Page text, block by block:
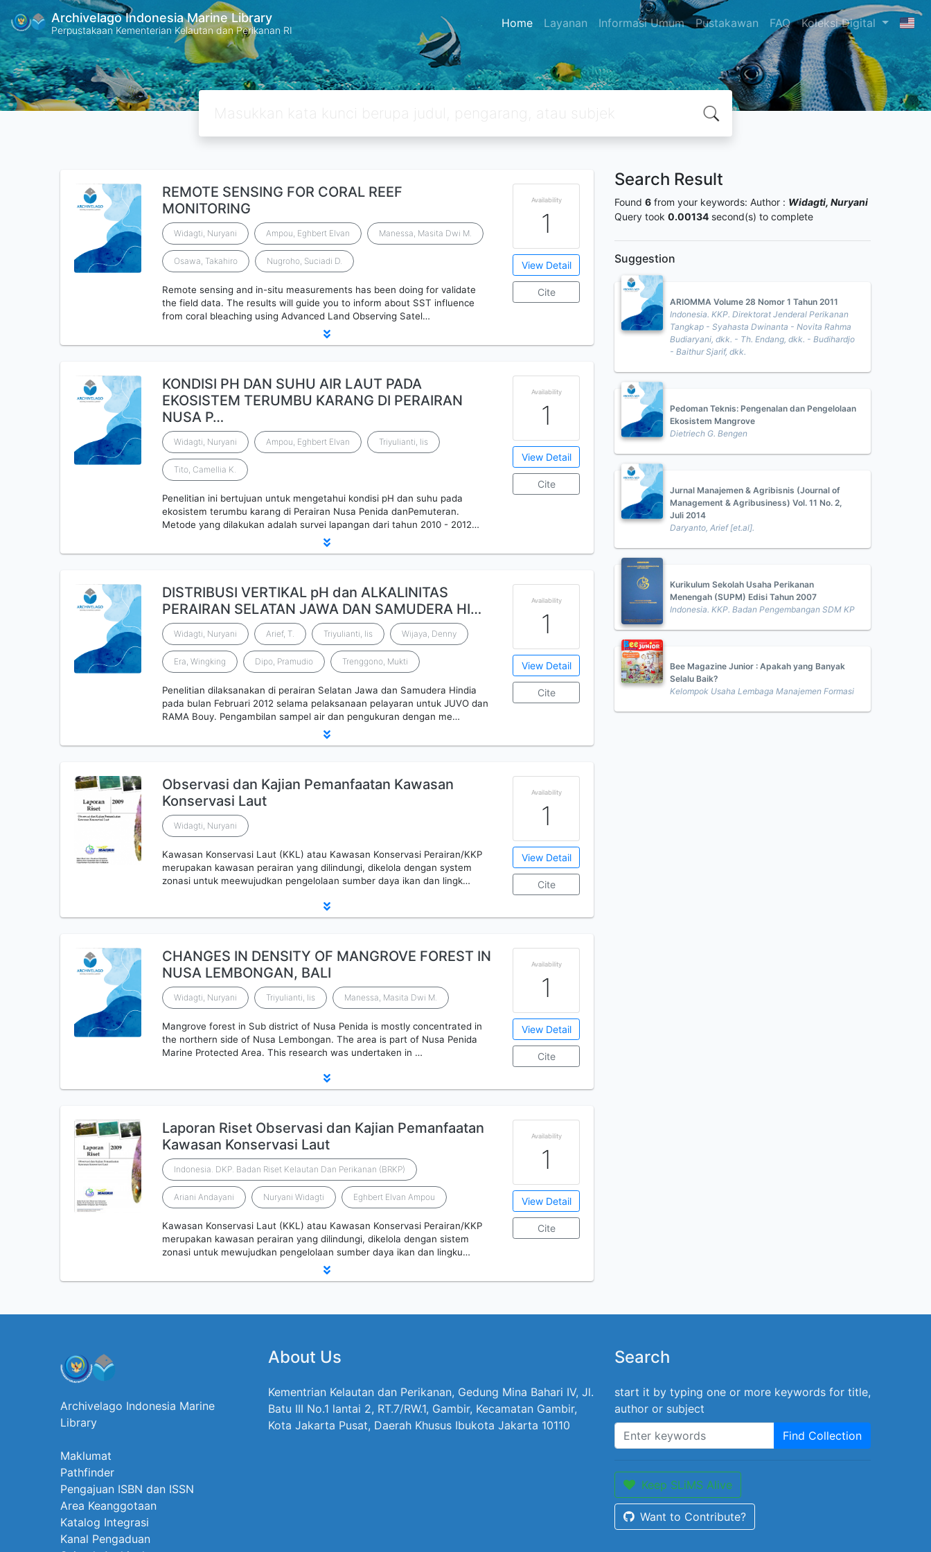
Archivelago Indonesia Marine Library
Perpustakaan Kementerian Kelautan dan Perikanan RI Home Layanan Informasi Umum Pustakawan FAQ Koleksi Digital
REMOTE SENSING FOR CORAL REEF
MONITORING
Widagti, Nuryani Ampou, Eghbert Elvan Manessa, Masita Dwi M.
Osawa, Takahiro Nugroho, Suciadi D.
Remote sensing and in-situ measurements has been doing for validate
the field data. The results will guide you to inform about SST influence
from coral bleaching using Advanced Land Observing Satel…
Availability
1
View Detail
Cite
KONDISI PH DAN SUHU AIR LAUT PADA
EKOSISTEM TERUMBU KARANG DI PERAIRAN
NUSA P…
Widagti, Nuryani Ampou, Eghbert Elvan Triyulianti, Iis
Tito, Camellia K.
Penelitian ini bertujuan untuk mengetahui kondisi pH dan suhu pada
ekosistem terumbu karang di Perairan Nusa Penida danPemuteran.
Metode yang dilakukan adalah survei lapangan dari tahun 2010 - 2012…
Availability
1
View Detail
Cite
DISTRIBUSI VERTIKAL pH dan ALKALINITAS
PERAIRAN SELATAN JAWA DAN SAMUDERA HI…
Widagti, Nuryani Arief, T. Triyulianti, Iis Wijaya, Denny
Era, Wingking Dipo, Pramudio Trenggono, Mukti
Penelitian dilaksanakan di perairan Selatan Jawa dan Samudera Hindia
pada bulan Februari 2012 selama pelaksanaan pelayaran untuk JUVO dan
RAMA Bouy. Pengambilan sampel air dan pengukuran dengan me…
Availability
1
View Detail
Cite
Observasi dan Kajian Pemanfaatan Kawasan
Konservasi Laut
Widagti, Nuryani
Kawasan Konservasi Laut (KKL) atau Kawasan Konservasi Perairan/KKP
merupakan kawasan perairan yang dilindungi, dikelola dengan system
zonasi untuk meewujudkan pengelolaan sumber daya ikan dan lingk…
Availability
1
View Detail
Cite
CHANGES IN DENSITY OF MANGROVE FOREST IN
NUSA LEMBONGAN, BALI
Widagti, Nuryani Triyulianti, Iis Manessa, Masita Dwi M.
Mangrove forest in Sub district of Nusa Penida is mostly concentrated in
the northern side of Nusa Lembongan. The area is part of Nusa Penida
Marine Protected Area. This research was undertaken in …
Availability
1
View Detail
Cite
Laporan Riset Observasi dan Kajian Pemanfaatan
Kawasan Konservasi Laut
Indonesia. DKP. Badan Riset Kelautan Dan Perikanan (BRKP)
Ariani Andayani Nuryani Widagti Eghbert Elvan Ampou
Kawasan Konservasi Laut (KKL) atau Kawasan Konservasi Perairan/KKP
merupakan kawasan perairan yang dilindungi, dikelola dengan sistem
zonasi untuk mewujudkan pengelolaan sumber daya ikan dan lingku…
Availability
1
View Detail
Cite
Search Result
Found 6 from your keywords: Author : Widagti, Nuryani
Query took 0.00134 second(s) to complete
Suggestion
ARIOMMA Volume 28 Nomor 1 Tahun 2011
Indonesia. KKP. Direktorat Jenderal Perikanan
Tangkap - Syahasta Dwinanta - Novita Rahma
Budiaryani, dkk. - Th. Endang, dkk. - Budihardjo
- Baithur Sjarif, dkk.
Pedoman Teknis: Pengenalan dan Pengelolaan
Ekosistem Mangrove
Dietriech G. Bengen
Jurnal Manajemen & Agribisnis (Journal of
Management & Agribusiness) Vol. 11 No. 2,
Juli 2014
Daryanto, Arief [et.al].
Kurikulum Sekolah Usaha Perikanan
Menengah (SUPM) Edisi Tahun 2007
Indonesia. KKP. Badan Pengembangan SDM KP
Bee Magazine Junior : Apakah yang Banyak
Selalu Baik?
Kelompok Usaha Lembaga Manajemen Formasi
Archivelago Indonesia Marine
Library
Maklumat
Pathfinder
Pengajuan ISBN dan ISSN
Area Keanggotaan
Katalog Integrasi
Kanal Pengaduan
About Us
Kementrian Kelautan dan Perikanan, Gedung Mina Bahari IV, Jl.
Batu III No.1 lantai 2, RT.7/RW.1, Gambir, Kecamatan Gambir,
Kota Jakarta Pusat, Daerah Khusus Ibukota Jakarta 10110
Search
start it by typing one or more keywords for title,
author or subject
Find Collection
Keep SLiMS Alive
Want to Contribute?